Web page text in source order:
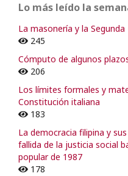
Lo más leído la
La masonería y la
245
Cómputo de algunos
206
Los límites formales y
Constitución italiana
183
La democracia filipina y
fallida de la justicia social
popular de 1987
178